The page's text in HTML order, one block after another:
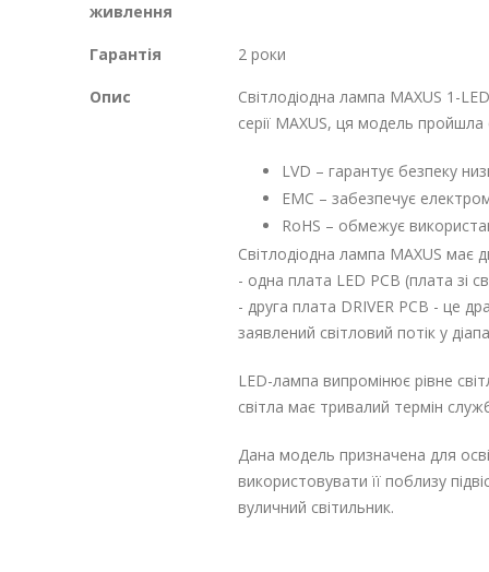
живлення
Гарантія 2 роки
Опис
Світлодіодна лампа MAXUS 1-
серії MAXUS, ця модель пройшла
LVD – гарантує безпеку
EMC – забезпечує
RoHS – обмежує
Світлодіодна лампа MAXUS має
- одна плата LED PCB (плата зі
- друга плата DRIVER PCB - це
заявлений світловий потік у
LED-лампа випромінює рівне
світла має тривалий термін
Дана модель призначена для
використовувати її поблизу
вуличний світильник.